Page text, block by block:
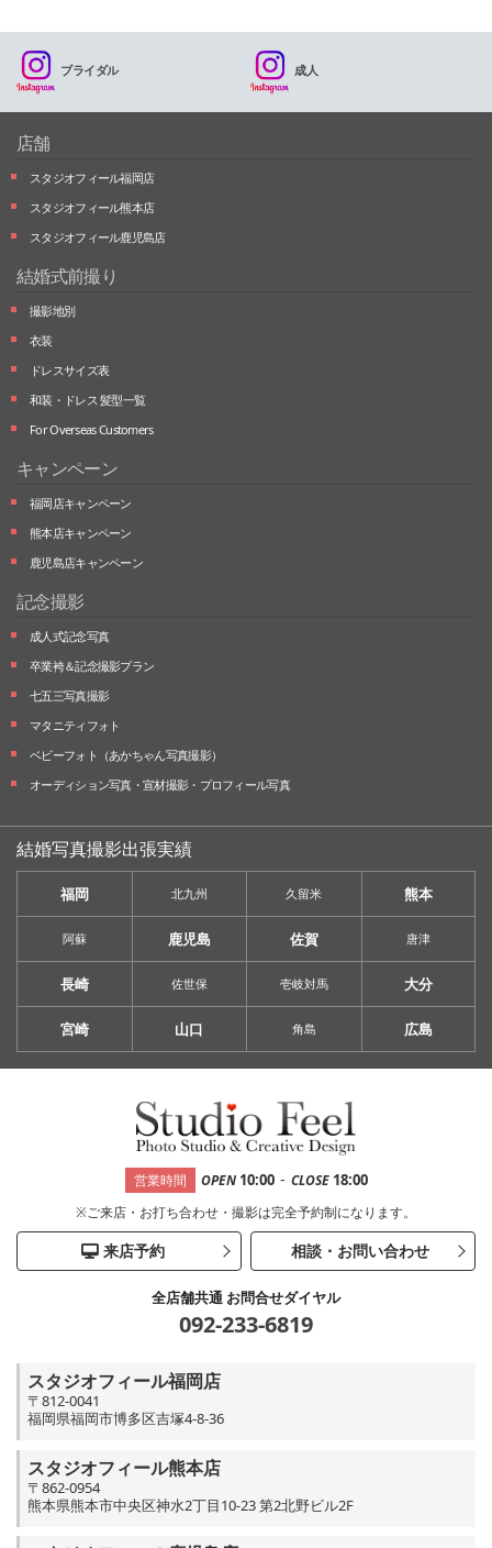
ブライダル 成人
店舗
スタジオフィール福岡店
スタジオフィール熊本店
スタジオフィール鹿児島店
結婚式前撮り
撮影地別
衣装
ドレスサイズ表
和装・ドレス 髪型一覧
For Overseas Customers
キャンペーン
福岡店キャンペーン
熊本店キャンペーン
鹿児島店キャンペーン
記念撮影
成人式記念写真
卒業袴＆記念撮影プラン
七五三写真撮影
マタニティフォト
ベビーフォト （あかちゃん写真撮影）
オーディション写真・ 宣材撮影・ プロフィール写真
結婚写真撮影出張実績
福岡 北九州 久留米 熊本
阿蘇 鹿児島 佐賀 唐津
長崎 佐世保 壱岐対馬 大分
宮崎 山口 角島 広島
営業時間 OPEN 10:00 - CLOSE 18:00
※ご来店・お打ち合わせ・撮影は完全予約制になります。
来店予約 相談・お問い合わせ
全店舗共通 お問合せダイヤル
092-233-6819
スタジオフィール福岡店
〒812-0041
福岡県福岡市博多区吉塚4-8-36
スタジオフィール熊本店
〒862-0954
熊本県熊本市中央区神水2丁目10-23 第2北野ビル2F